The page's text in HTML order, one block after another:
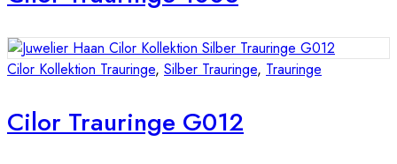
Cilor Kollektion Trauringe, Silber Trauringe, Trauringe
Cilor Trauringe G012